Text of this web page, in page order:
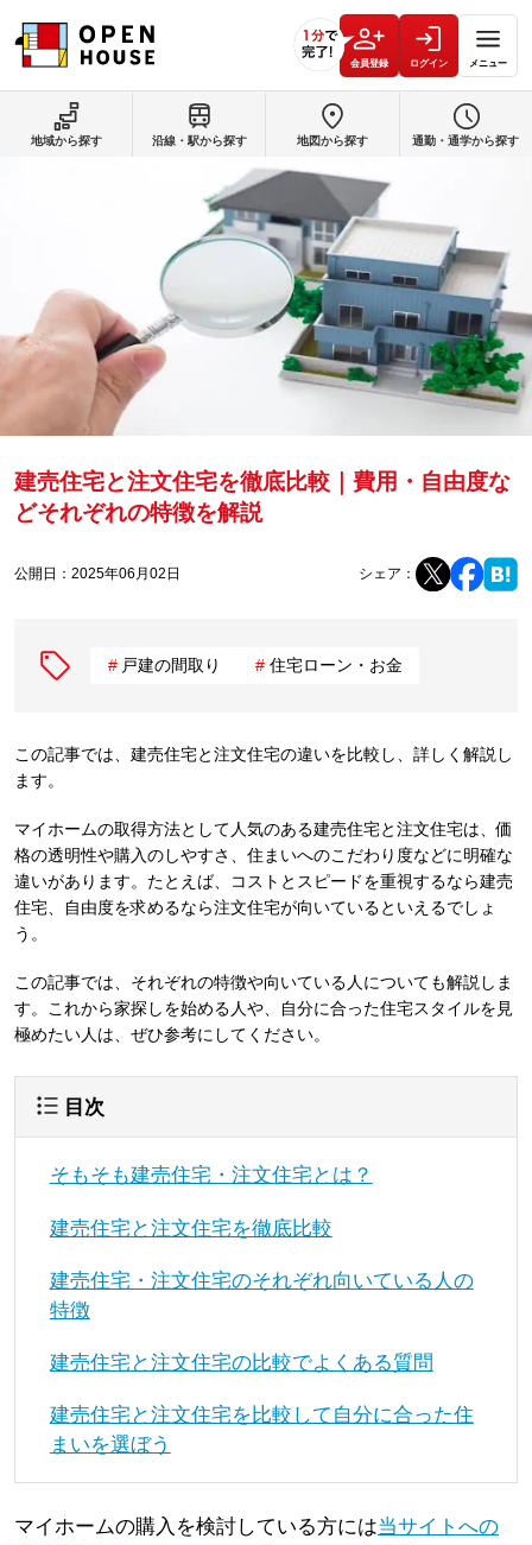
会員登録 ログイン メニュー
建売住宅と注文住宅を徹底比較｜費用・自由度な
どそれぞれの特徴を解説
公開日： 2025年06月02日 シェア：
戸建の間取り 住宅ローン・お金
この記事では、建売住宅と注文住宅の違いを比較し、詳しく解説し
ます。
マイホームの取得方法として人気のある建売住宅と注文住宅は、価
格の透明性や購入のしやすさ、住まいへのこだわり度などに明確な
違いがあります。たとえば、コストとスピードを重視するなら建売
住宅、自由度を求めるなら注文住宅が向いているといえるでしょ
う。
この記事では、それぞれの特徴や向いている人についても解説しま
す。これから家探しを始める人や、自分に合った住宅スタイルを見
極めたい人は、ぜひ参考にしてください。
目次
そもそも建売住宅・注文住宅とは？
建売住宅と注文住宅を徹底比較
建売住宅・注文住宅のそれぞれ向いている人の
特徴
建売住宅と注文住宅の比較でよくある質問
建売住宅と注文住宅を比較して自分に合った住
まいを選ぼう
マイホームの購入を検討している方には当サイトへの
地域から探す 沿線・駅から探す 地図から探す 通勤・通学から探す